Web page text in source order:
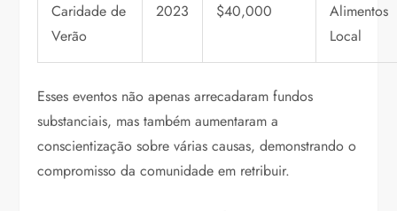
Caridade de
Verão
2023 $40,000
Alimentos
Local
Esses eventos não apenas arrecadaram fundos
substanciais, mas também aumentaram a
conscientização sobre várias causas, demonstrando o
compromisso da comunidade em retribuir.